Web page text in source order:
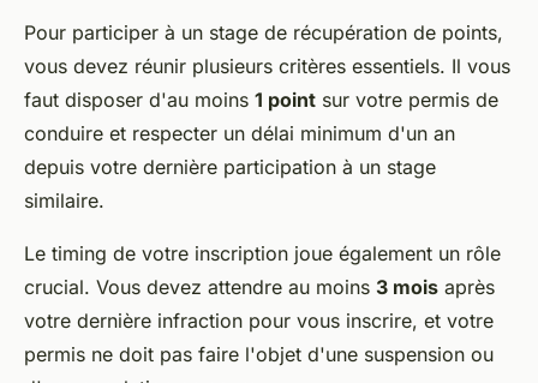
Pour participer à un stage de récupération de points,
vous devez réunir plusieurs critères essentiels. Il vous
faut disposer d'au moins 1 point sur votre permis de
conduire et respecter un délai minimum d'un an
depuis votre dernière participation à un stage
similaire.
Le timing de votre inscription joue également un rôle
crucial. Vous devez attendre au moins 3 mois après
votre dernière infraction pour vous inscrire, et votre
permis ne doit pas faire l'objet d'une suspension ou